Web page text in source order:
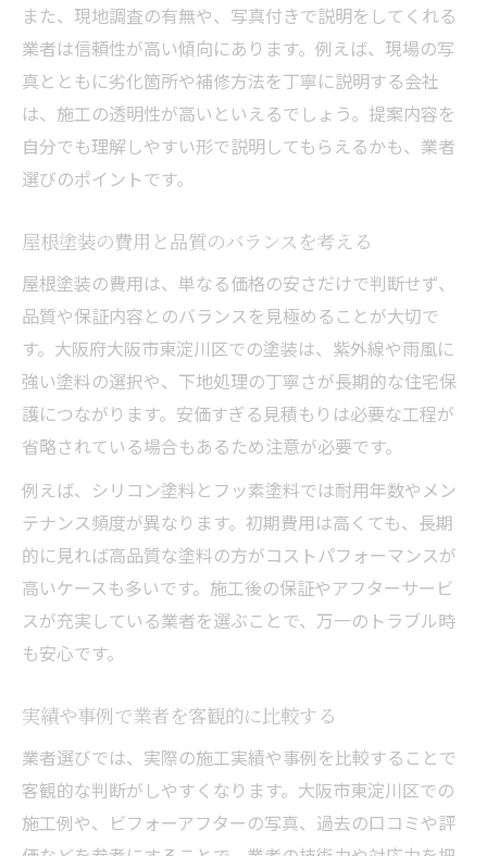
また、現地調査の有無や、写真付きで説明をしてくれる
業者は信頼性が高い傾向にあります。例えば、現場の写
真とともに劣化箇所や補修方法を丁寧に説明する会社
は、施工の透明性が高いといえるでしょう。提案内容を
自分でも理解しやすい形で説明してもらえるかも、業者
選びのポイントです。
屋根塗装の費用と品質のバランスを考える
屋根塗装の費用は、単なる価格の安さだけで判断せず、
品質や保証内容とのバランスを見極めることが大切で
す。大阪府大阪市東淀川区での塗装は、紫外線や雨風に
強い塗料の選択や、下地処理の丁寧さが長期的な住宅保
護につながります。安価すぎる見積もりは必要な工程が
省略されている場合もあるため注意が必要です。
例えば、シリコン塗料とフッ素塗料では耐用年数やメン
テナンス頻度が異なります。初期費用は高くても、長期
的に見れば高品質な塗料の方がコストパフォーマンスが
高いケースも多いです。施工後の保証やアフターサービ
スが充実している業者を選ぶことで、万一のトラブル時
も安心です。
実績や事例で業者を客観的に比較する
業者選びでは、実際の施工実績や事例を比較することで
客観的な判断がしやすくなります。大阪市東淀川区での
施工例や、ビフォーアフターの写真、過去の口コミや評